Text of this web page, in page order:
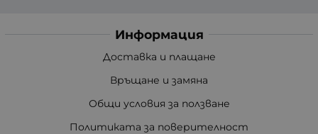
Информация
Доставка и плащане
Връщане и замяна
Общи условия за ползване
Политиката за поверителност